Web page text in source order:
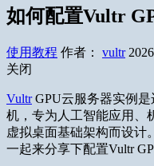
如何配置Vultr
使用教程 作者： vultr
关闭
VultrGPU云服务器实例
机，专为人工智能应用、
虚拟桌面基础架构而设计
一起来分享下配置Vultr